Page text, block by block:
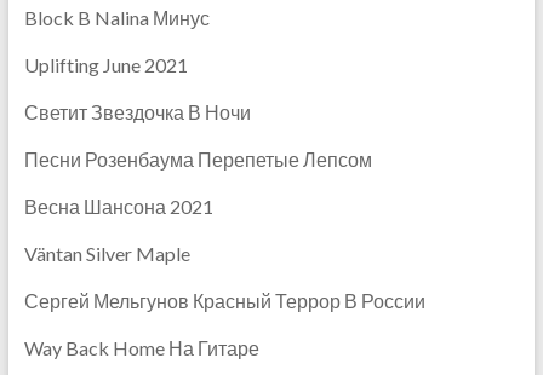
Block B Nalina Минус
Uplifting June 2021
Светит Звездочка В Ночи
Песни Розенбаума Перепетые Лепсом
Весна Шансона 2021
Väntan Silver Maple
Сергей Мельгунов Красный Террор В России
Way Back Home На Гитаре